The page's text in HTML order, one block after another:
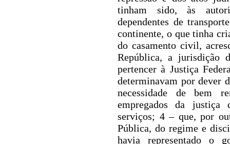
tinham sido, às
dependentes de
continente, o que tinha
do casamento civil,
República, a jurisdição
pertencer à Justiça
determinavam por dever
necessidade de bem
empregados da justiça
serviços; 4 – que, por
Pública, do regime e
havia representado o